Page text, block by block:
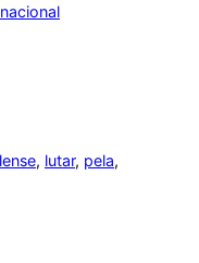
, lutar, pela